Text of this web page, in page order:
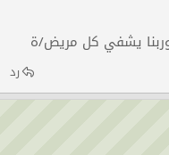
يشفي كل مريض/ة
رد